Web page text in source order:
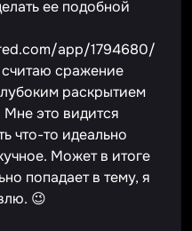
ее подобной
app/1794680/
сражение
раскрытием
Мне это видится
что-то идеально
Может в итоге
попадает в тему, я
😉